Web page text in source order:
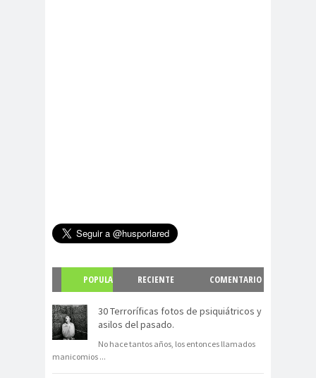
POPULA
R
RECIENTE
COMENTARIO
30 Terroríficas fotos de psiquiátricos y
asilos del pasado.
No hace tantos años, los entonces llamados
manicomios ...